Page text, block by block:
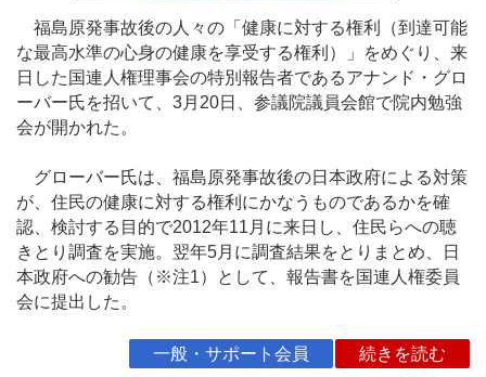
福島原発事故後の人々の「健康に対する権利（到達可能
な最高水準の心身の健康を享受する権利）」をめぐり、来
日した国連人権理事会の特別報告者であるアナンド・グロ
ーバー氏を招いて、3月20日、参議院議員会館で院内勉強
会が開かれた。
グローバー氏は、福島原発事故後の日本政府による対策
が、住民の健康に対する権利にかなうものであるかを確
認、検討する目的で2012年11月に来日し、住民らへの聴
きとり調査を実施。翌年5月に調査結果をとりまとめ、日
本政府への勧告（※注1）として、報告書を国連人権委員
会に提出した。
一般・サポート会員 続きを読む